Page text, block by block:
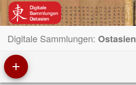
Digitale Sammlungen: Ostasien